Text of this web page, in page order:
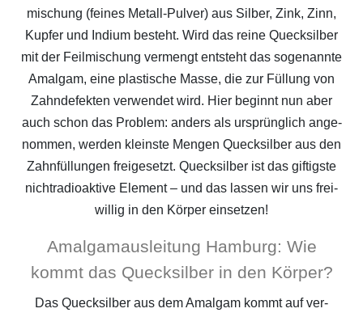
mi­schung (fei­nes Metall-Pul­ver) aus Sil­ber, Zink, Zinn,
Kup­fer und Indi­um besteht. Wird das rei­ne Queck­sil­ber
mit der Feil­mi­schung ver­mengt ent­steht das soge­nann­te
Amal­gam, eine plas­ti­sche Mas­se, die zur Fül­lung von
Zahn­de­fek­ten ver­wen­det wird. Hier beginnt nun aber
auch schon das Pro­blem: anders als ursprüng­lich ange­
nom­men, wer­den kleins­te Men­gen Queck­sil­ber aus den
Zahn­fül­lun­gen frei­ge­setzt. Queck­sil­ber ist das gif­tigs­te
nicht­ra­dio­ak­ti­ve Ele­ment – und das las­sen wir uns frei­
wil­lig in den Kör­per einsetzen!
Amal­ga­maus­lei­tung Ham­burg: Wie
kommt das Queck­sil­ber in den Körper?
Das Queck­sil­ber aus dem Amal­gam kommt auf ver­